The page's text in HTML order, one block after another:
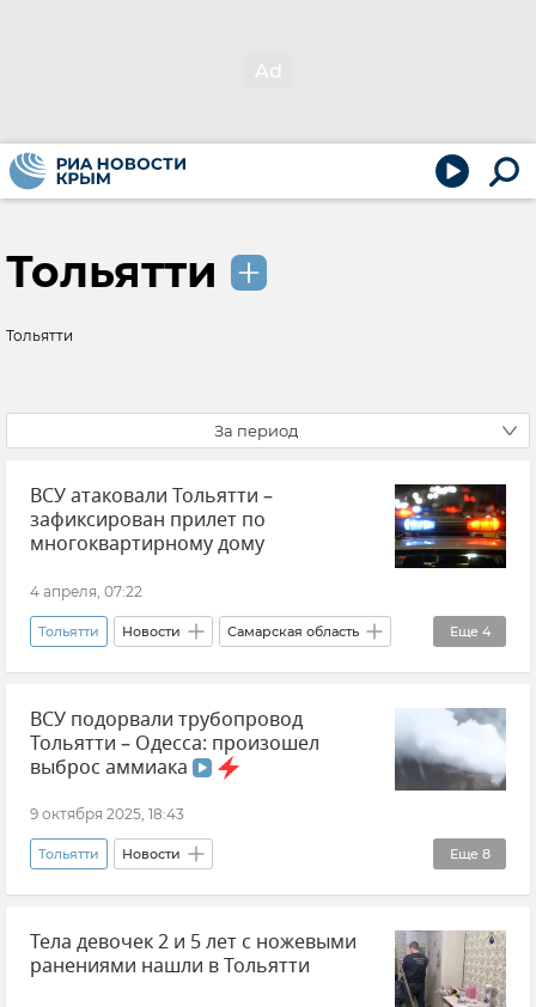
Тольятти
Тольятти
За период
ВСУ атаковали Тольятти –
зафиксирован прилет по
многоквартирному дому
4 апреля, 07:22
Еще 4
Тольятти Новости Самарская область
Вячеслав Федорищев
Беспилотник (БПЛА, дрон)
ВСУ (Вооруженные силы Украины)
Атаки ВСУ
ВСУ подорвали трубопровод
Тольятти – Одесса: произошел
выброс аммиака
9 октября 2025, 18:43
Еще 8
Тольятти Новости
Министерство обороны РФ Новости СВО
Донецкая Народная Республика (ДНР)
Тела девочек 2 и 5 лет с ножевыми
ранениями нашли в Тольятти